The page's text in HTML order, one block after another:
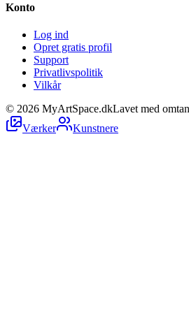
Konto
Log ind
Opret gratis profil
Support
Privatlivspolitik
Vilkår
© 2026 MyArtSpace.dkLavet med
Værker
Kunstnere